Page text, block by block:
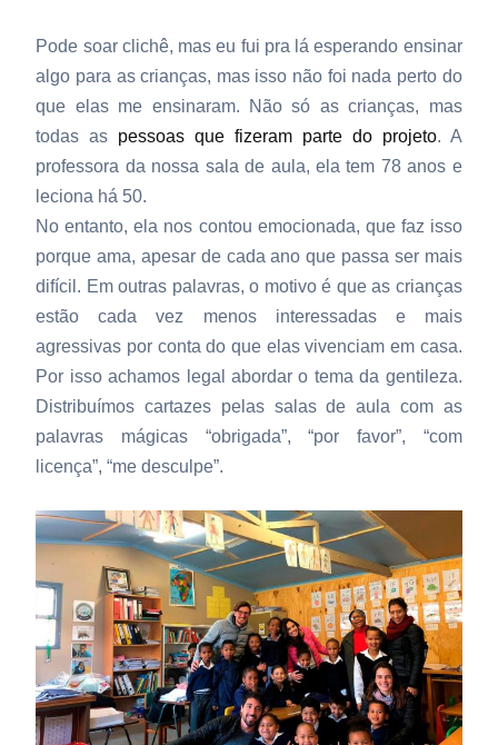
Pode soar clichê, mas eu fui pra lá esperando ensinar
algo para as crianças, mas isso não foi nada perto do
que elas me ensinaram. Não só as crianças, mas
todas as pessoas que fizeram parte do projeto. A
professora da nossa sala de aula, ela tem 78 anos e
leciona há 50.
No entanto, ela nos contou emocionada, que faz isso
porque ama, apesar de cada ano que passa ser mais
difícil. Em outras palavras, o motivo é que as crianças
estão cada vez menos interessadas e mais
agressivas por conta do que elas vivenciam em casa.
Por isso achamos legal abordar o tema da gentileza.
Distribuímos cartazes pelas salas de aula com as
palavras mágicas “obrigada”, “por favor”, “com
licença”, “me desculpe”.